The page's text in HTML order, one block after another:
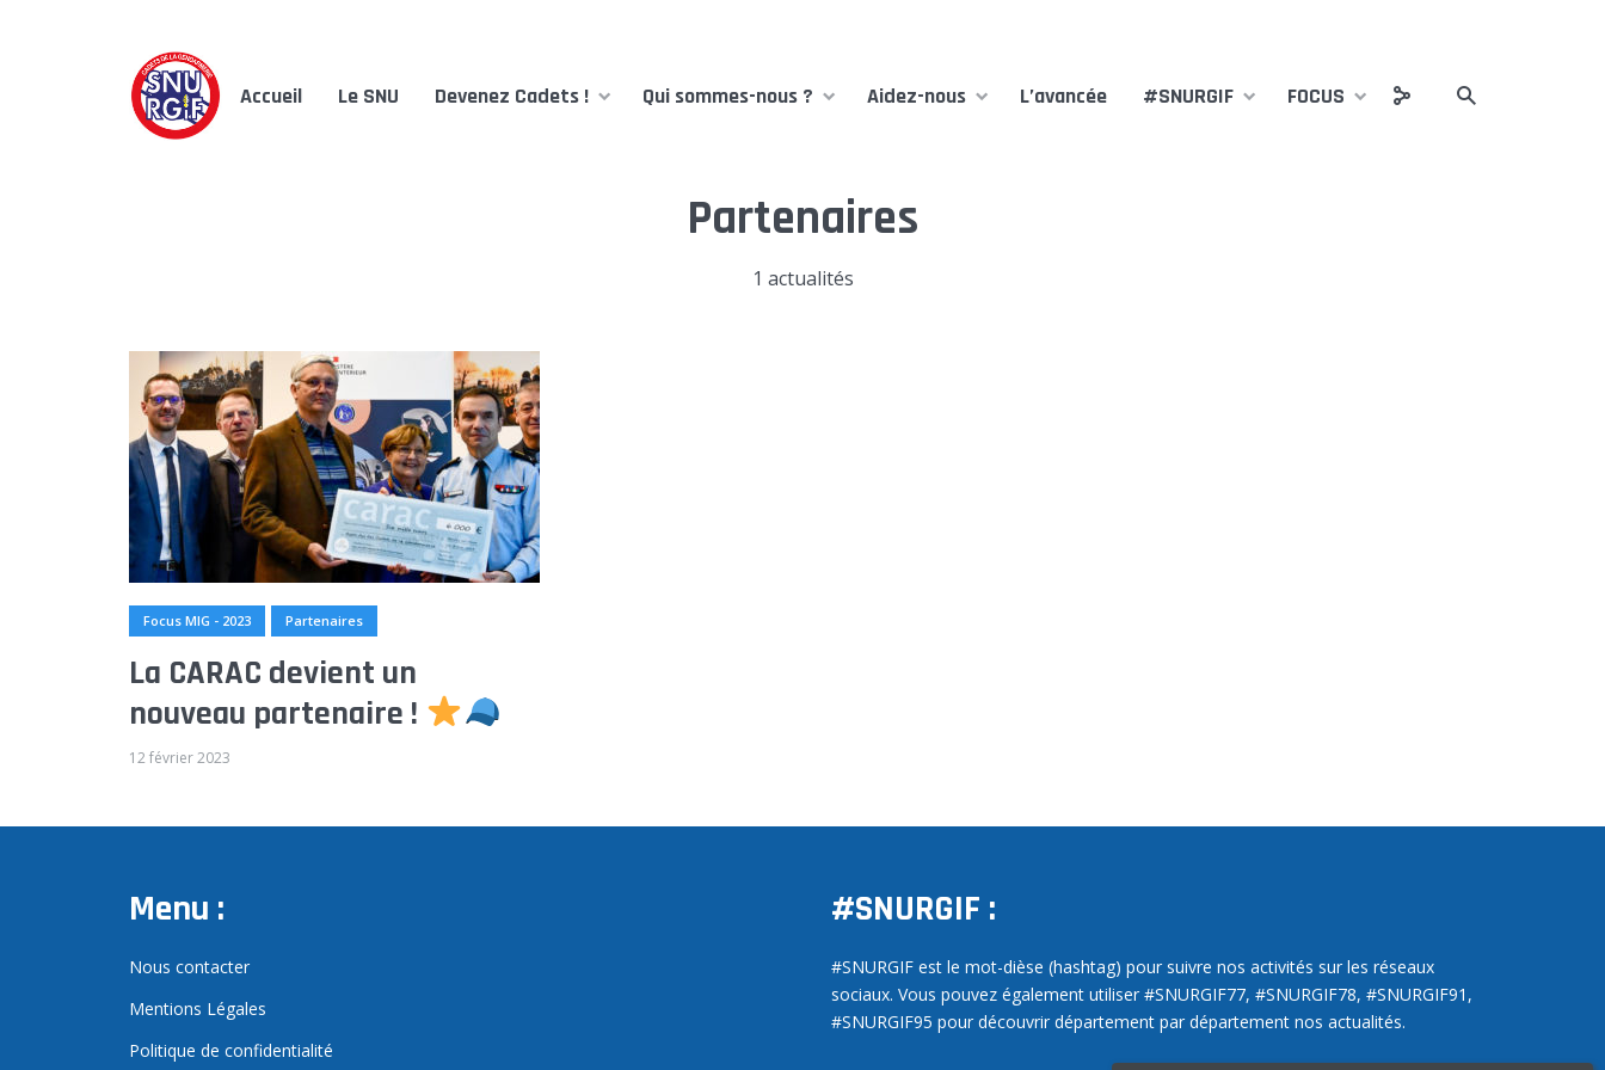
Accueil Le SNU Devenez Cadets ! Qui sommes-nous ? Aidez-nous L’avancée #SNURGIF FOCUS
Partenaires
1 actualités
Focus MIG - 2023 Partenaires
La CARAC devient un
nouveau partenaire !
12 février 2023
Menu :
Nous contacter
Mentions Légales
Politique de confidentialité
#SNURGIF :
#SNURGIF est le mot-dièse (hashtag) pour suivre nos activités sur les réseaux
sociaux. Vous pouvez également utiliser #SNURGIF77, #SNURGIF78, #SNURGIF91,
#SNURGIF95 pour découvrir département par département nos actualités.